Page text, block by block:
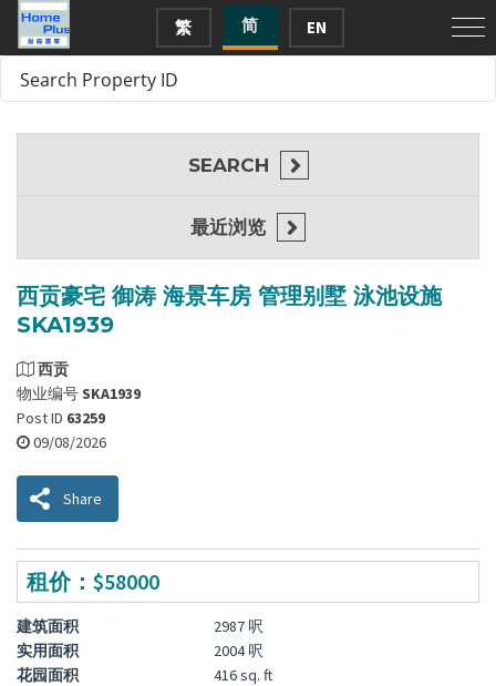
繁 简 EN
西贡豪宅 御涛 海景车房 管理别墅 泳池设施
SKA1939
西贡
物业编号SKA1939
Post ID 63259
09/08/2026
Share
租价：$58000
建筑面积
2987 呎
实用面积
2004 呎
花园面积
416 sq. ft
SEARCH
最近浏览